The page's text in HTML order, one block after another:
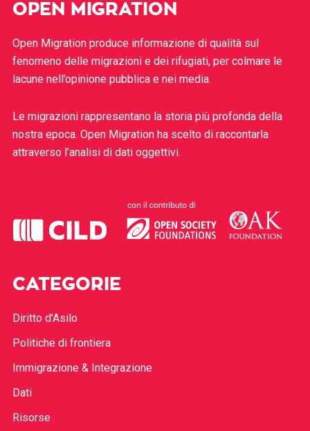
OPEN MIGRATION
Open Migration produce informazione di qualità sul
fenomeno delle migrazioni e dei rifugiati, per colmare le
lacune nell’opinione pubblica e nei media.
Le migrazioni rappresentano la storia più profonda della
nostra epoca. Open Migration ha scelto di raccontarla
attraverso l’analisi di dati oggettivi.
CATEGORIE
Diritto d’Asilo
Politiche di frontiera
Immigrazione & Integrazione
Dati
Risorse